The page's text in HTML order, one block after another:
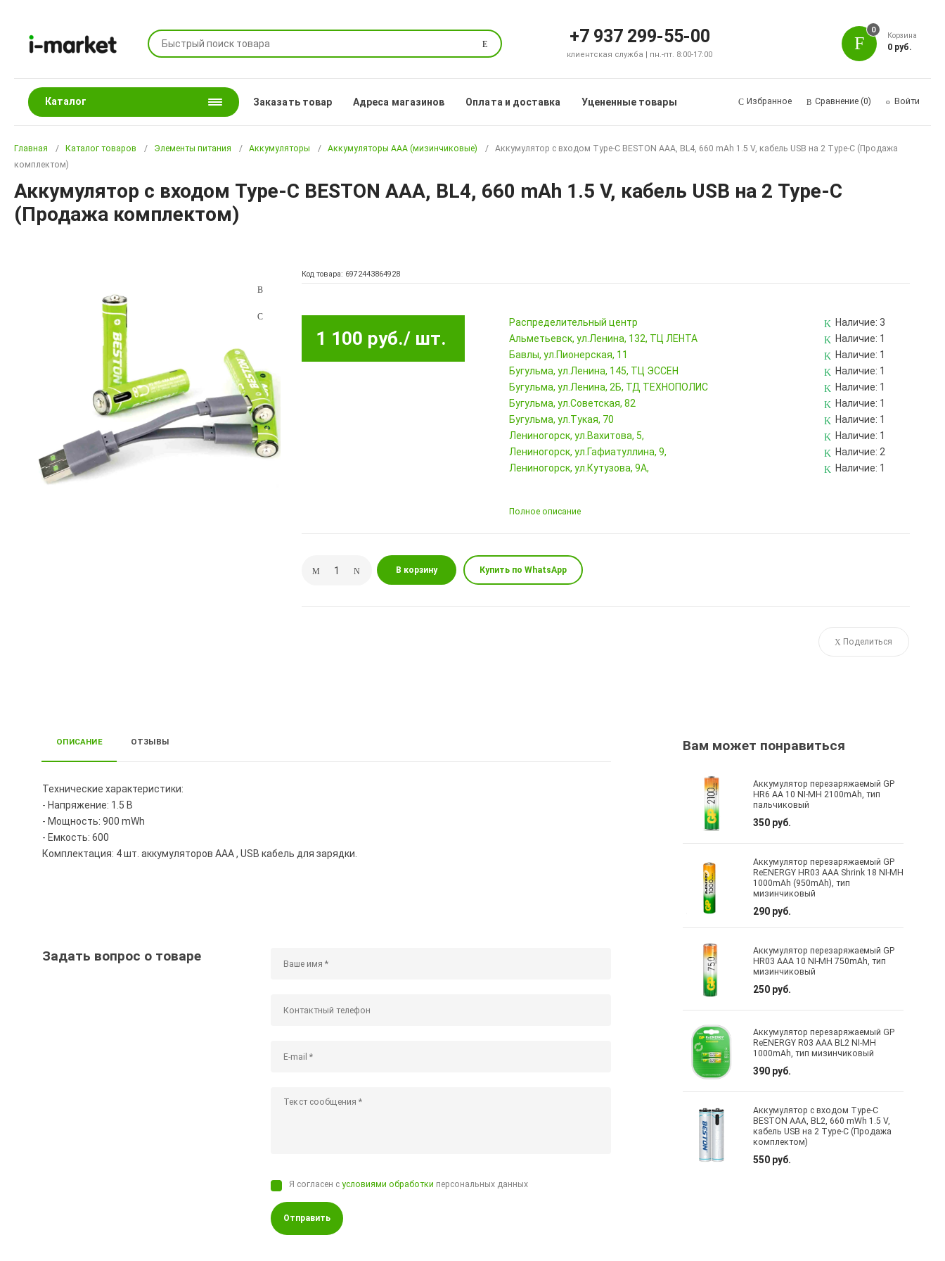
Поиск +7 937 299-55-00
клиентская служба | пн.-пт. 8:00-17:00
0
Корзина
0 руб.
Каталог Заказать товар Адреса магазинов Оплата и доставка Уцененные товары Избранное Сравнение (0) Войти
Главная Каталог товаров Элементы питания Аккумуляторы Аккумуляторы ААА (мизинчиковые)
Аккумулятор с входом Type-C BESTON AAA, BL4, 660 mAh 1.5 V, кабель USB на 2 Type-C (Продажа
комплектом)
Аккумулятор с входом Type-C BESTON AAA, BL4, 660 mAh 1.5 V, кабель USB на 2 Type-C
(Продажа комплектом)
Код товара: 6972443864928
1 100 руб./ шт.
Pаспределительный центр Наличие: 3
Альметьевск, ул.Ленина, 132, ТЦ ЛЕНТА
Наличие: 1
Бавлы, ул.Пионерская, 11
Наличие: 1
Бугульма, ул.Ленина, 145, ТЦ ЭССЕН
Наличие: 1
Бугульма, ул.Ленина, 2Б, ТД ТЕХНОПОЛИС
Наличие: 1
Бугульма, ул.Советская, 82
Наличие: 1
Бугульма, ул.Тукая, 70
Наличие: 1
Лениногорск, ул.Вахитова, 5,
Наличие: 1
Лениногорск, ул.Гафиатуллина, 9,
Наличие: 2
Лениногорск, ул.Кутузова, 9А,
Наличие: 1
Полное описание
В корзину Купить по WhatsApp
Поделиться
ОПИСАНИЕ ОТЗЫВЫ
Технические характеристики:
- Напряжение: 1.5 В
- Мощность: 900 mWh
- Емкость: 600
Комплектация: 4 шт. аккумуляторов AAA , USB кабель для зарядки.
Задать вопрос о товаре
Я согласен сусловиями обработки персональных данных
Отправить
Вам может понравиться
Аккумулятор перезаряжаемый GP
HR6 AA 10 NI-MH 2100mAh, тип
пальчиковый
350 руб.
Аккумулятор перезаряжаемый GP
ReENERGY HR03 AAA Shrink 18 NI-MH
1000mAh (950mAh), тип
мизинчиковый
290 руб.
Аккумулятор перезаряжаемый GP
HR03 AAA 10 NI-MH 750mAh, тип
мизинчиковый
250 руб.
Аккумулятор перезаряжаемый GP
ReENERGY R03 AAA BL2 NI-MH
1000mAh, тип мизинчиковый
390 руб.
Аккумулятор с входом Type-C
BESTON AAA, BL2, 660 mWh 1.5 V,
кабель USB на 2 Type-C (Продажа
комплектом)
550 руб.